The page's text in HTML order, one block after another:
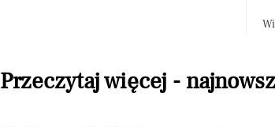
Przeczytaj więcej -